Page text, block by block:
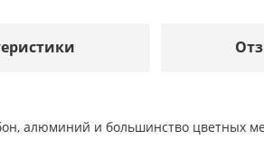
алюминий и большинство цветных